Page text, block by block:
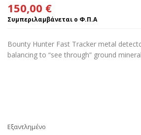
150,00 €
Συμπεριλαμβάνεται ο Φ.Π.Α
Bounty Hunter Fast Tracker metal
balancing to “see through” ground
Εξαντλημένο